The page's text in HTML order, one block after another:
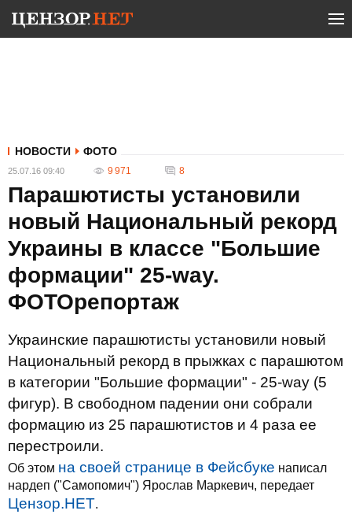
НОВОСТИ ФОТО
25.07.16 09:40 9 971 8
Парашютисты установили
новый Национальный рекорд
Украины в классе "Большие
формации" 25-way.
ФОТОрепортаж
Украинские парашютисты установили новый
Национальный рекорд в прыжках с парашютом
в категории "Большие формации" - 25-way (5
фигур). В свободном падении они собрали
формацию из 25 парашютистов и 4 раза ее
перестроили.
Об этом на своей странице в Фейсбуке написал
нардеп ("Самопомич") Ярослав Маркевич, передает
Цензор.НЕТ.